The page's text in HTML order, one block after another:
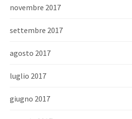
novembre 2017
settembre 2017
agosto 2017
luglio 2017
giugno 2017